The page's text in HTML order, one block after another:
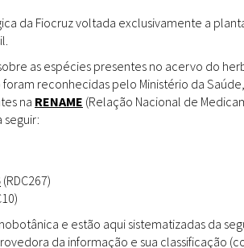
Farmácias Vivas
Medicinais
Conceitos
Livros
da Fiocruz voltada exclusivamente a
as espécies presentes no acervo do
reconhecidas pelo Ministério da
na RENAME (Relação Nacional de
seguir:
(RDC267)
e estão aqui sistematizadas da
da informação e sua classificação